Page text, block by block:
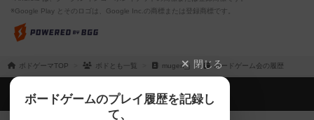
※Google Play とそのロゴは、Google Inc.の商標または登録商標です。
ボドゲーマTOP ボドとも一覧 mugen_j ボードゲーム会の履歴
閉じる
ボードゲームのプレイ履歴を記録し
て、
ボドゲーマTOP